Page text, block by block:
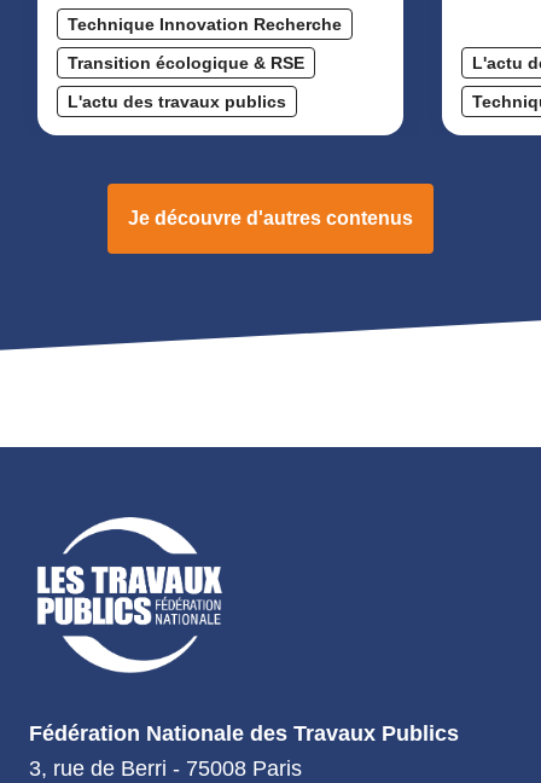
Technique Innovation Recherche
Transition écologique & RSE
L'actu des travaux publics
L'actu
Je découvre d'autres contenus
Fédération Nationale des Travaux Publics
3, rue de Berri - 75008 Paris